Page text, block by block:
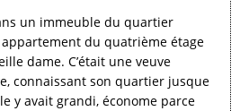
un immeuble du quartier
du quatrième étage
dame. C’était une veuve
connaissant son quartier jusque
y avait grandi, économe parce